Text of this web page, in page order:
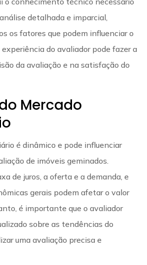
detalhada e imparcial,
os fatores que podem influenciar o
do avaliador pode fazer a
da avaliação e na satisfação do
Mercado
é dinâmico e pode influenciar
de imóveis geminados.
de juros, a oferta e a demanda, e
gerais podem afetar o valor
é importante que o avaliador
sobre as tendências do
uma avaliação precisa e